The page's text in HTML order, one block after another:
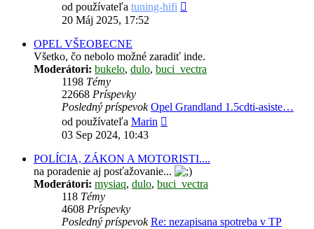
od používateľa tuning-hifi
20 Máj 2025, 17:52
OPEL VŠEOBECNE
Všetko, čo nebolo možné zaradiť inde.
Moderátori: bukelo, dulo, buci_vectra
1198 Témy
22668 Príspevky
Posledný príspevok Opel Grandland 1.5cdti-asiste…
od používateľa Marin
03 Sep 2024, 10:43
POLÍCIA, ZÁKON A MOTORISTI....
na poradenie aj posťažovanie...
Moderátori: mysiaq, dulo, buci_vectra
118 Témy
4608 Príspevky
Posledný príspevok Re: nezapisana spotreba v TP